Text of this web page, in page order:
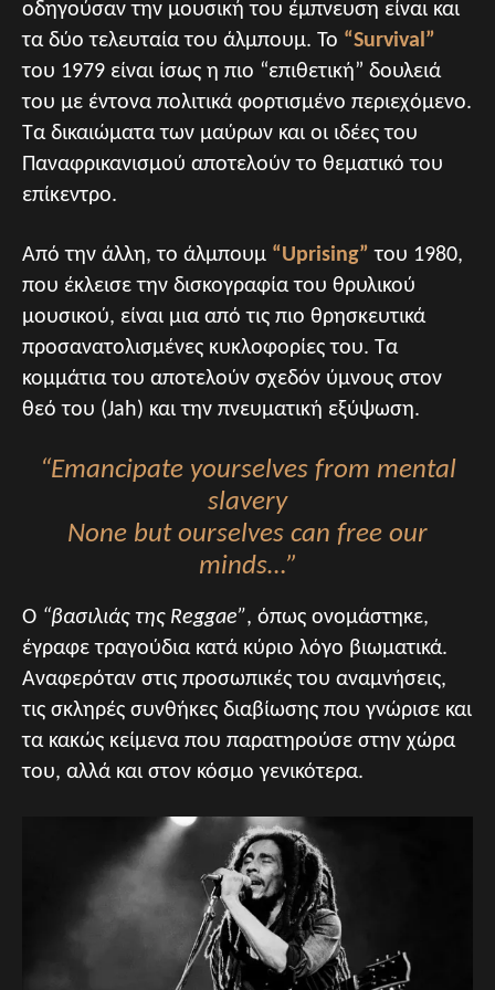
οδηγούσαν την μουσική του έμπνευση είναι και
τα δύο τελευταία του άλμπουμ. Το “Survival”
του 1979 είναι ίσως η πιο “επιθετική” δουλειά
του με έντονα πολιτικά φορτισμένο περιεχόμενο.
Τα δικαιώματα των μαύρων και οι ιδέες του
Παναφρικανισμού αποτελούν το θεματικό του
επίκεντρο.
Από την άλλη, το άλμπουμ “Uprising” του 1980,
που έκλεισε την δισκογραφία του θρυλικού
μουσικού, είναι μια από τις πιο θρησκευτικά
προσανατολισμένες κυκλοφορίες του. Τα
κομμάτια του αποτελούν σχεδόν ύμνους στον
θεό του (Jah) και την πνευματική εξύψωση.
“Emancipate yourselves from mental
slavery
None but ourselves can free our
minds…”
Ο “βασιλιάς της Reggae”, όπως ονομάστηκε,
έγραφε τραγούδια κατά κύριο λόγο βιωματικά.
Αναφερόταν στις προσωπικές του αναμνήσεις,
τις σκληρές συνθήκες διαβίωσης που γνώρισε και
τα κακώς κείμενα που παρατηρούσε στην χώρα
του, αλλά και στον κόσμο γενικότερα.